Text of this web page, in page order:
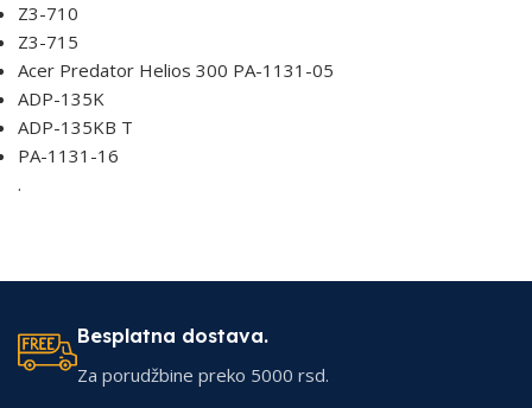
Z3-710
Z3-715
Acer Predator Helios 300 PA-1131-05
ADP-135K
ADP-135KB T
PA-1131-16
.
Besplatna dostava.
Za porudžbine preko 5000 rsd.